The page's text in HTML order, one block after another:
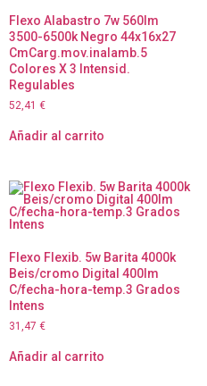
Flexo Alabastro 7w 560lm
3500-6500k Negro 44x16x27
CmCarg.mov.inalamb.5
Colores X 3 Intensid.
Regulables
52,41 €
Añadir al carrito
Flexo Flexib. 5w Barita 4000k
Beis/cromo Digital 400lm
C/fecha-hora-temp.3 Grados
Intens
31,47 €
Añadir al carrito